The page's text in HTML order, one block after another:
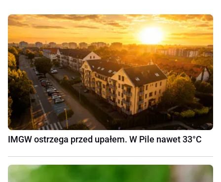
IMGW ostrzega przed upałem. W Pile nawet 33°C